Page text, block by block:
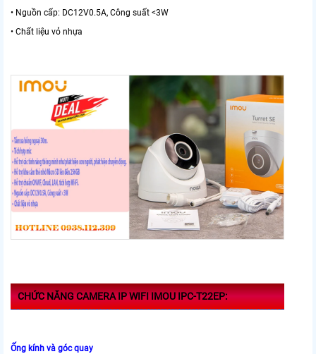
• Nguồn cấp: DC12V0.5A, Công suất <3W
• Chất liệu vỏ nhựa
CHỨC NĂNG CAMERA IP WIFI IMOU IPC-T22EP:
Ống kính và góc quay